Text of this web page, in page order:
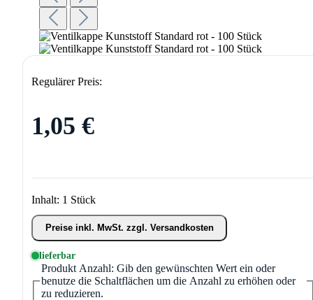
Regulärer Preis:
1,05 €
Inhalt: 1 Stück
Preise inkl. MwSt. zzgl. Versandkosten
lieferbar
Produkt Anzahl: Gib den gewünschten Wert ein oder
benutze die Schaltflächen um die Anzahl zu erhöhen oder
zu reduzieren.